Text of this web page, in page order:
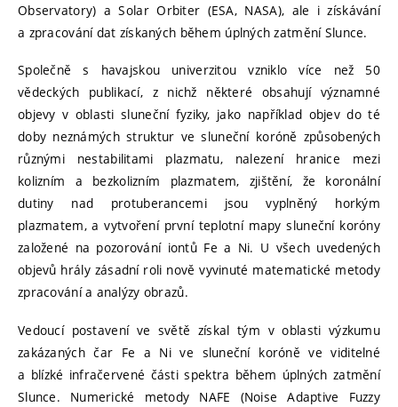
Observatory) a Solar Orbiter (ESA, NASA), ale i získávání
a zpracování dat získaných během úplných zatmění Slunce.
Společně s havajskou univerzitou vzniklo více než 50
vědeckých publikací, z nichž některé obsahují významné
objevy v oblasti sluneční fyziky, jako například objev do té
doby neznámých struktur ve sluneční koróně způsobených
různými nestabilitami plazmatu, nalezení hranice mezi
kolizním a bezkolizním plazmatem, zjištění, že koronální
dutiny nad protuberancemi jsou vyplněný horkým
plazmatem, a vytvoření první teplotní mapy sluneční koróny
založené na pozorování iontů Fe a Ni. U všech uvedených
objevů hrály zásadní roli nově vyvinuté matematické metody
zpracování a analýzy obrazů.
Vedoucí postavení ve světě získal tým v oblasti výzkumu
zakázaných čar Fe a Ni ve sluneční koróně ve viditelné
a blízké infračervené části spektra během úplných zatmění
Slunce. Numerické metody NAFE (Noise Adaptive Fuzzy